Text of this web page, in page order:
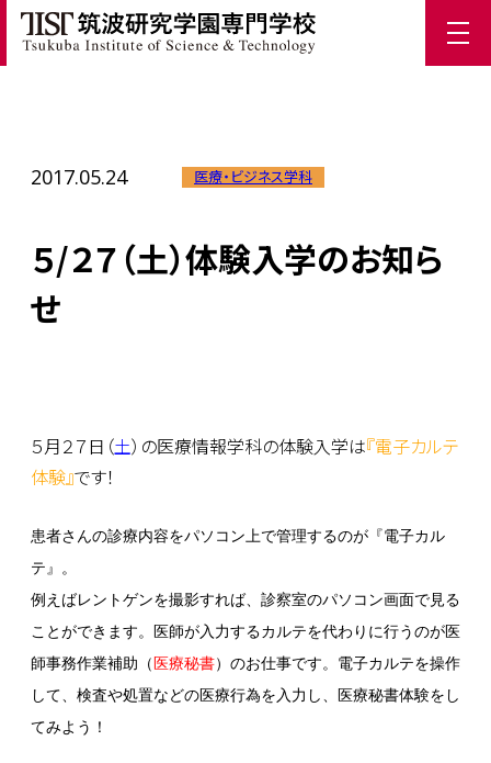
ホーム / TIST News / ５/２７（土）体験入学のお知らせ
2017.05.24 医療・ビジネス学科
５/２７（土）体験入学のお知ら
せ
５月２７日（土）の医療情報学科の体験入学は『電子カルテ
体験』です！
患者さんの診療内容をパソコン上で管理するのが『電子カル
テ』。
例えばレントゲンを撮影すれば、診察室のパソコン画面で見る
ことができます。医師が入力するカルテを代わりに行うのが医
師事務作業補助（ 医療秘書）のお仕事です。電子カルテを操作
して、検査や処置などの医療行為を入力し、医療秘書体験をし
てみよう！